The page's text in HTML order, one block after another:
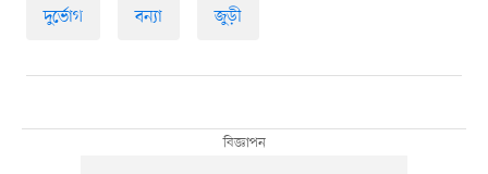
দুর্ভোগ বন্যা জুড়ী